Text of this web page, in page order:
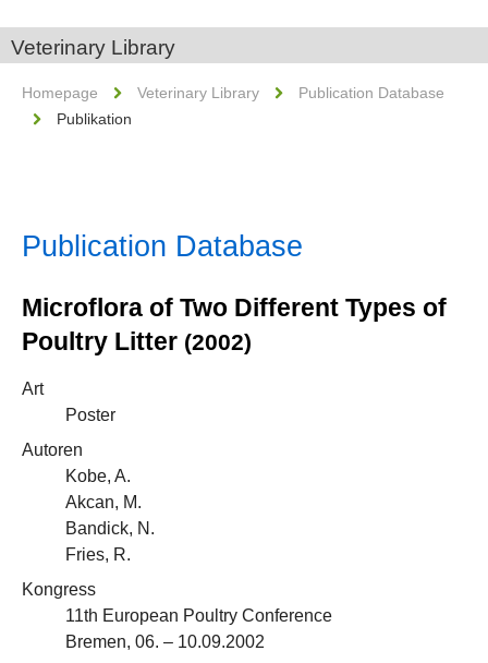
Veterinary Library
Homepage Veterinary Library
Publication Database
Publikation
Publication Database
Microflora of Two Different Types of
Poultry Litter (2002)
Art
Poster
Autoren
Kobe, A.
Akcan, M.
Bandick, N.
Fries, R.
Kongress
11th European Poultry Conference
Bremen, 06. – 10.09.2002